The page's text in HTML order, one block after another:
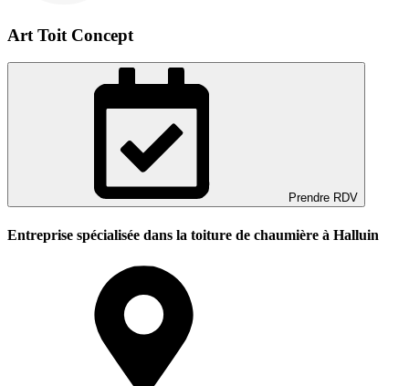
Art Toit Concept
Prendre RDV
Entreprise spécialisée dans la toiture de chaumière à Halluin